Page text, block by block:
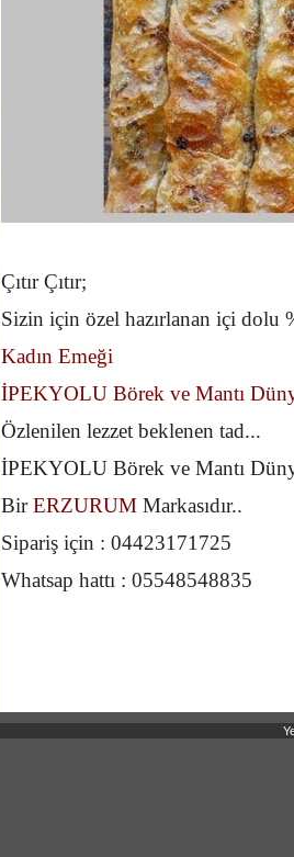
Çıtır Çıtır;
Sizin için özel hazırlanan içi dolu
Kadın Emeği
İPEKYOLU Börek ve Mantı
Özlenilen lezzet beklenen tad...
İPEKYOLU Börek ve Mantı
BirERZURUM
Sipariş için : 04423171725
Whatsap hattı : 05548548835